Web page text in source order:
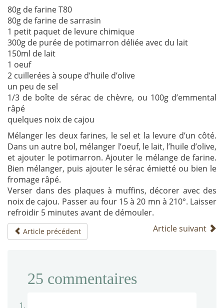
80g de farine T80
80g de farine de sarrasin
1 petit paquet de levure chimique
300g de purée de potimarron déliée avec du lait
150ml de lait
1 oeuf
2 cuillerées à soupe d’huile d’olive
un peu de sel
1/3 de boîte de sérac de chèvre, ou 100g d’emmental
râpé
quelques noix de cajou
Mélanger les deux farines, le sel et la levure d’un côté.
Dans un autre bol, mélanger l’oeuf, le lait, l’huile d’olive,
et ajouter le potimarron. Ajouter le mélange de farine.
Bien mélanger, puis ajouter le sérac émietté ou bien le
fromage râpé.
Verser dans des plaques à muffins, décorer avec des
noix de cajou. Passer au four 15 à 20 mn à 210°. Laisser
refroidir 5 minutes avant de démouler.
Article précédent Article suivant
25 commentaires